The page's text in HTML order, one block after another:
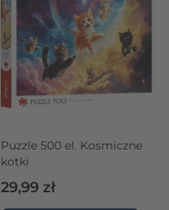
Puzzle 500 el. Kosmiczne
kotki
29,99 zł